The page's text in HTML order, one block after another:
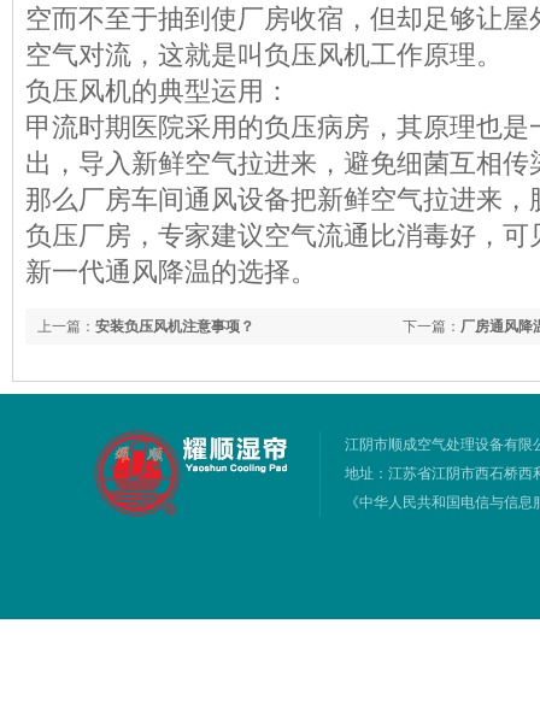
空而不至于抽到使厂房收宿，但却足够让
空气对流，这就是叫负压风机工作原理。
负压风机的典型运用：
甲流时期医院采用的负压病房，其原理也
出，导入新鲜空气拉进来，避免细菌互相传
那么厂房车间通风设备把新鲜空气拉进来
负压厂房，专家建议空气流通比消毒好，
新一代通风降温的选择。
下一篇： 厂房通风降
上一篇： 安装负压风机注意事项？
江阴市顺成空气处理设备有限
地址：江苏省江阴市西石桥西
《中华人民共和国电信与信